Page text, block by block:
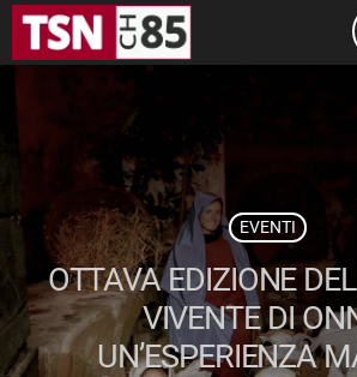
EVENTI
OTTAVA EDIZIONE
VIVENTE DI
UN’ESPERIENZA